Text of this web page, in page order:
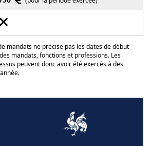
mandats ne précise pas les dates de début
mandats, fonctions et professions. Les
peuvent donc avoir été exercés à des